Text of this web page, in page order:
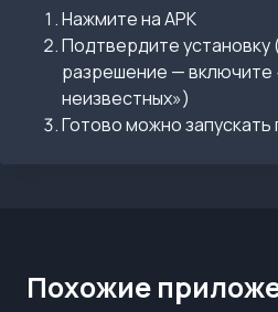
Нажмите на APK
Подтвердите установку
разрешение — включите
неизвестных»)
Готово можно
Похожие